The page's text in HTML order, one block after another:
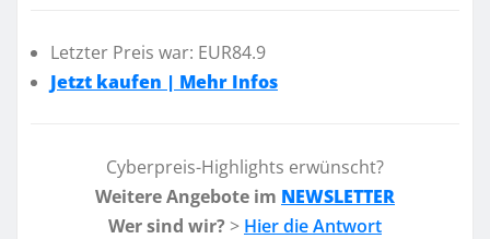
Letzter Preis war: EUR84.9
Jetzt kaufen | Mehr Infos
Cyberpreis-Highlights erwünscht?
Weitere Angebote im NEWSLETTER
Wer sind wir? > Hier die Antwort